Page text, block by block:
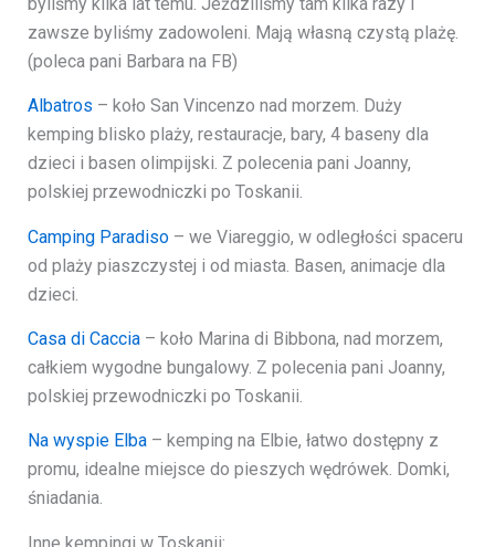
zawsze byliśmy zadowoleni. Mają własną czystą plażę.
(poleca pani Barbara na FB)
Albatros – koło San Vincenzo nad morzem. Duży
kemping blisko plaży, restauracje, bary, 4 baseny dla
dzieci i basen olimpijski. Z polecenia pani Joanny,
polskiej przewodniczki po Toskanii.
Camping Paradiso– we Viareggio, w odległości spaceru
od plaży piaszczystej i od miasta. Basen, animacje dla
dzieci.
Casa di Caccia– koło Marina di Bibbona, nad morzem,
całkiem wygodne bungalowy. Z polecenia pani Joanny,
polskiej przewodniczki po Toskanii.
Na wyspie Elba– kemping na Elbie, łatwo dostępny z
promu, idealne miejsce do pieszych wędrówek. Domki,
śniadania.